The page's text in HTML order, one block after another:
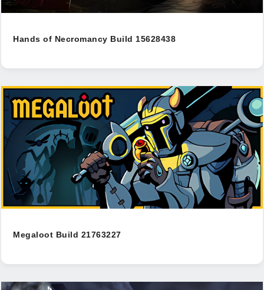
Hands of Necromancy Build 15628438
Megaloot Build 21763227